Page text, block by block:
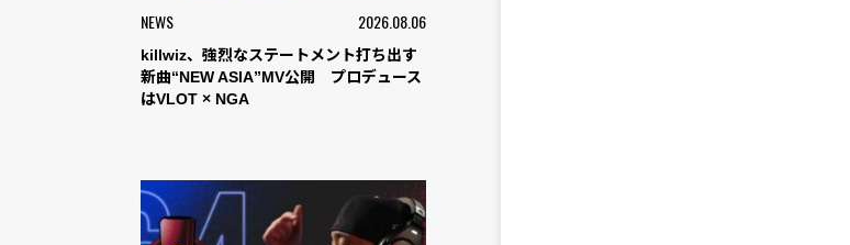
NEWS 2026.08.06
killwiz、強烈なステートメント打ち出す
新曲“NEW ASIA”MV公開 プロデュース
はVLOT × NGA